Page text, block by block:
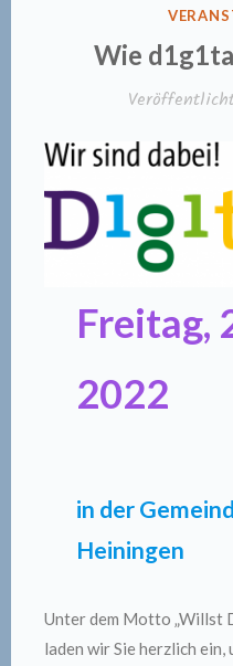
Wie
Freitag,
2022
in der
Heiningen
Unter dem Motto „Willst
laden wir Sie herzlich